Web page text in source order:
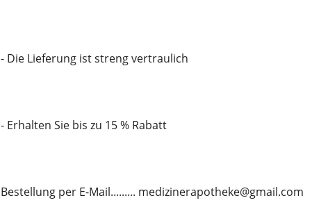
- Die Lieferung ist streng vertraulich
- Erhalten Sie bis zu 15 % Rabatt
Bestellung per E-Mail......... medizinerapotheke@gmail.com